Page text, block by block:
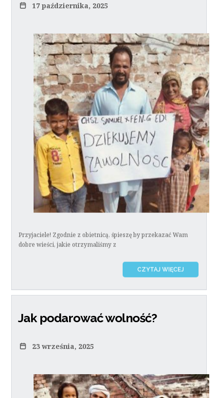
17 października, 2025
Przyjaciele! Zgodnie z obietnicą, śpieszę by przekazać Wam
dobre wieści, jakie otrzymaliśmy z
CZYTAJ WIĘCEJ
Jak podarować wolność?
23 września, 2025